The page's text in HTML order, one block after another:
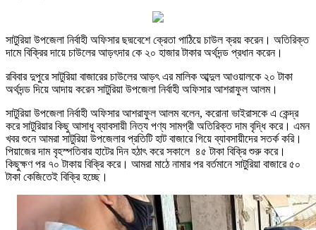
সাটুরিয়া উপজেলা নির্বাহী অফিসার ছদ্মবেশে ক্রেতা পাঠিয়ে চাউল ক্রয় করেন। অতিরিক্ত
দামে বিক্রির দায়ে চাউলের আড়ৎদার কে ২০ হাজার টাকার অর্থদন্ড প্রধান করেন।
রবিবার দুপুরে সাটুরিয়া বাজারের চাউলের আড়ৎ এর মালিক আব্দুল আওয়ালকে ২০ টাকা
অর্থদন্ড দিয়ে আদায় করেন সাটুরিয়া উপজেলা নির্বাহী অফিসার আশরাফুল আলম।
সাটুরিয়া উপজেলা নির্বাহী অফিসার আশরাফুল আলম বলেন, করোনা ভাইরাসকে এ কেন্দ্র
করে সাটুরিয়ার কিছু আসাধু ব্যাবসায়ী নিত্য পণ্য সামগ্রী অতিরিক্ত দাম বৃদ্ধি করে। এমন
খবর শুনে আমরা সাটুরিয়া উপজেলার প্রতিটি হাট বাজারে গিয়ে ব্যাবসায়ীদের সতর্ক করি।
পিয়াজের দাম বৃহস্পতিবার হাটের দিন হঠাৎ করে সকালে ৪৫ টাকা বিক্রি শুরু করে।
কিছুক্ষণ পর ৭০ টাকায় বিক্রি করে। আমরা মাঠে নামার পর বর্তমানে সাটুরিয়া বাজারে ৫০
টাকা কেজিতেই বিক্রি হচ্ছে।